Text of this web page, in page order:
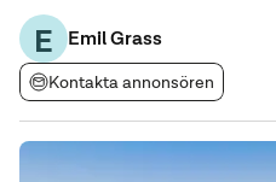
lättare industri, lager och kontor. Området omfattar ca 36 000
m2 mark och ca 12 000 m2
E Emil Grass
Kontakta annonsören